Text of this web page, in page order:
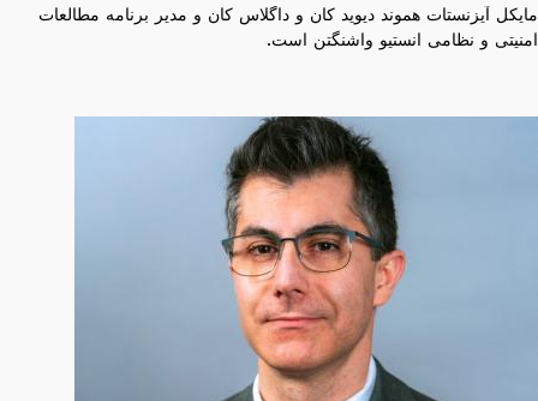
مایکل آیزنستات هموند دیوید کان و داگلاس کان و مدیر برنامه مطالعات
امنیتی و نظامی انستیو واشنگتن است.